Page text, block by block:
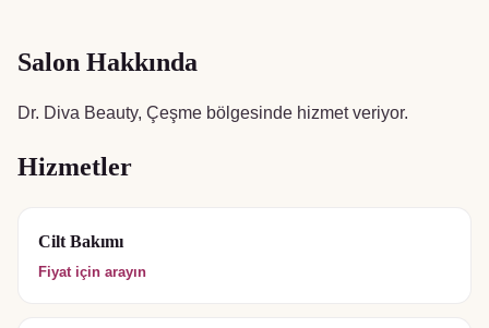
Salon Hakkında
Dr. Diva Beauty, Çeşme bölgesinde hizmet veriyor.
Hizmetler
Cilt Bakımı
Fiyat için arayın